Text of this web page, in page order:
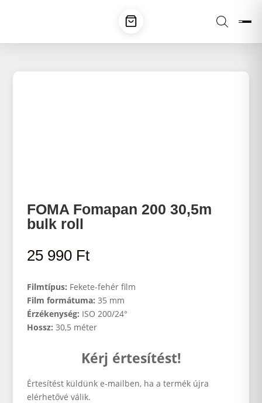
FOMA Fomapan 200 30,5m
bulk roll
25 990 Ft
Filmtípus: Fekete-fehér film
Film formátuma: 35 mm
Érzékenység: ISO 200/24°
Hossz: 30,5 méter
Kérj értesítést!
Értesítést küldünk e-mailben, ha a termék újra
elérhetővé válik.